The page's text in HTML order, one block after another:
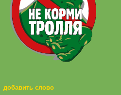
добавить слово